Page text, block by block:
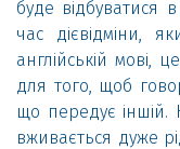
буде відбуватися
час дієвідміни,
англійській мові,
для того, щоб
що передує іншій.
вживається дуже